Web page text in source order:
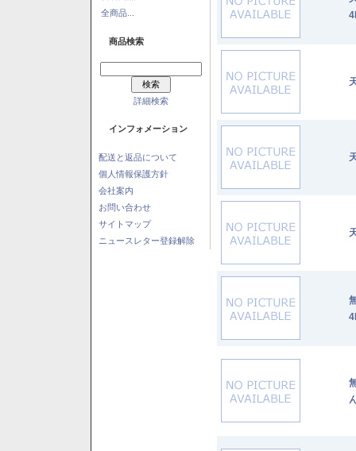
全商品...
商品検索
詳細検索
インフォメーション
配送と返品について
個人情報保護方針
会社案内
お問い合わせ
サイトマップ
ニュースレター登録解除